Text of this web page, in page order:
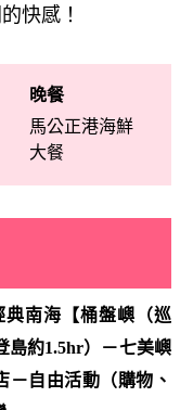
快感！
晚餐
馬公正港海鮮
大餐
南海【桶盤嶼（巡
島約1.5hr）－七美嶼
－自由活動（購物、